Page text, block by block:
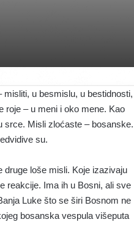
misliti, u besmislu, u bestidnosti,
roje – u meni i oko mene. Kao
srce. Misli zloćaste – bosanske.
su.
druge loše misli. Koje izazivaju
reakcije. Ima ih u Bosni, ali sve
Luke što se širi Bosnom ne
bosanska vespula višeputa